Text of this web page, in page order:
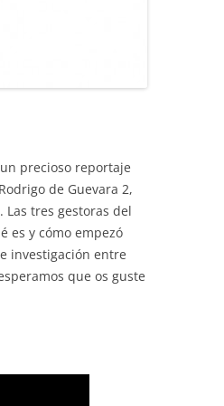
precioso reportaje
de Guevara 2,
Las tres gestoras del
es y cómo empezó
investigación entre
que os guste